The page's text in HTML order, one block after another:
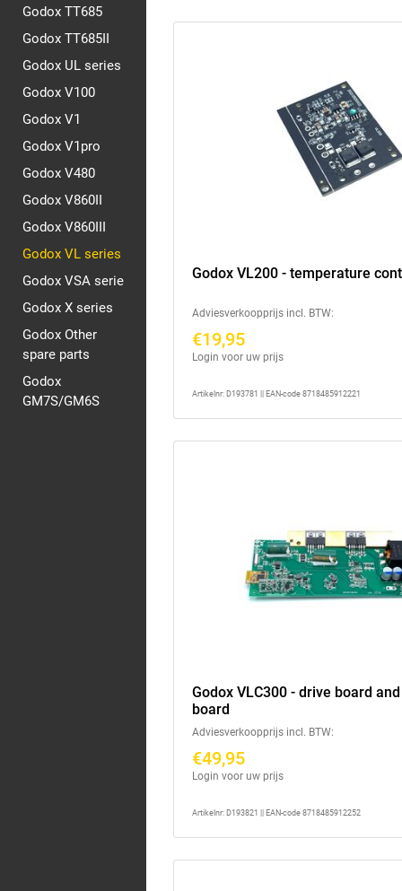
Godox TT685
Godox TT685II
Godox UL series
Godox V100
Godox V1
Godox V1pro
Godox V480
Godox V860II
Godox V860III
Godox VL series
Godox VSA serie
Godox X series
Godox Other
spare parts
Godox
GM7S/GM6S
Godox VL200 - temperature
Adviesverkoopprijs incl. BTW:
€19,95
Login voor uw prijs
Artikelnr: D193781 || EAN-code 8718485912221
Godox VLC300 - drive board
board
Adviesverkoopprijs incl. BTW:
€49,95
Login voor uw prijs
Artikelnr: D193821 || EAN-code 8718485912252